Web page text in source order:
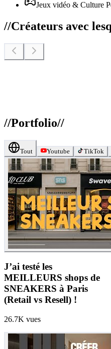
Jeux vidéo & Culture
//Créateurs avec
//Portfolio//
Tout Youtube TikTok
J’ai testé les
MEILLEURS shops de
SNEAKERS à Paris
(Retail vs Resell) !
26.7K vues